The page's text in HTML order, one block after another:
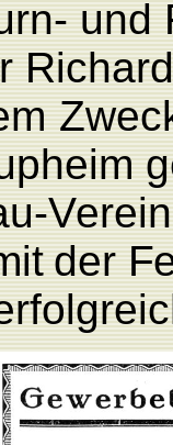
und
-Verein
der F